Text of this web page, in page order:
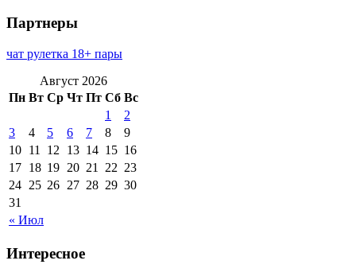
Партнеры
чат рулетка 18+ пары
Август 2026
Пн Вт Ср Чт Пт Сб Вс
« Июл
1
2
3
4 5 6 7 8
9
10 11 12 13 14 15 16
17 18 19 20 21 22 23
24 25 26 27 28 29 30
31
Интересное